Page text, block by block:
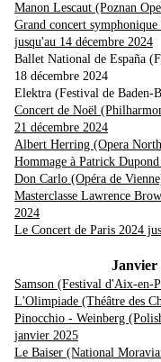
Manon Lescaut (Poznan
Grand concert
jusqu'au 14 décembre 2024
Ballet National de España
18 décembre 2024
Elektra (Festival de Baden-
Concert de Noël
21 décembre 2024
Albert Herring (Opera
Hommage à Patrick
Don Carlo (Opéra de
Masterclasse Lawrence
2024
Le Concert de Paris 2024
Janvier
Samson (Festival d'Aix-en-
L'Olimpiade (Théâtre des
Pinocchio - Weinberg
janvier 2025
Le Baiser (National